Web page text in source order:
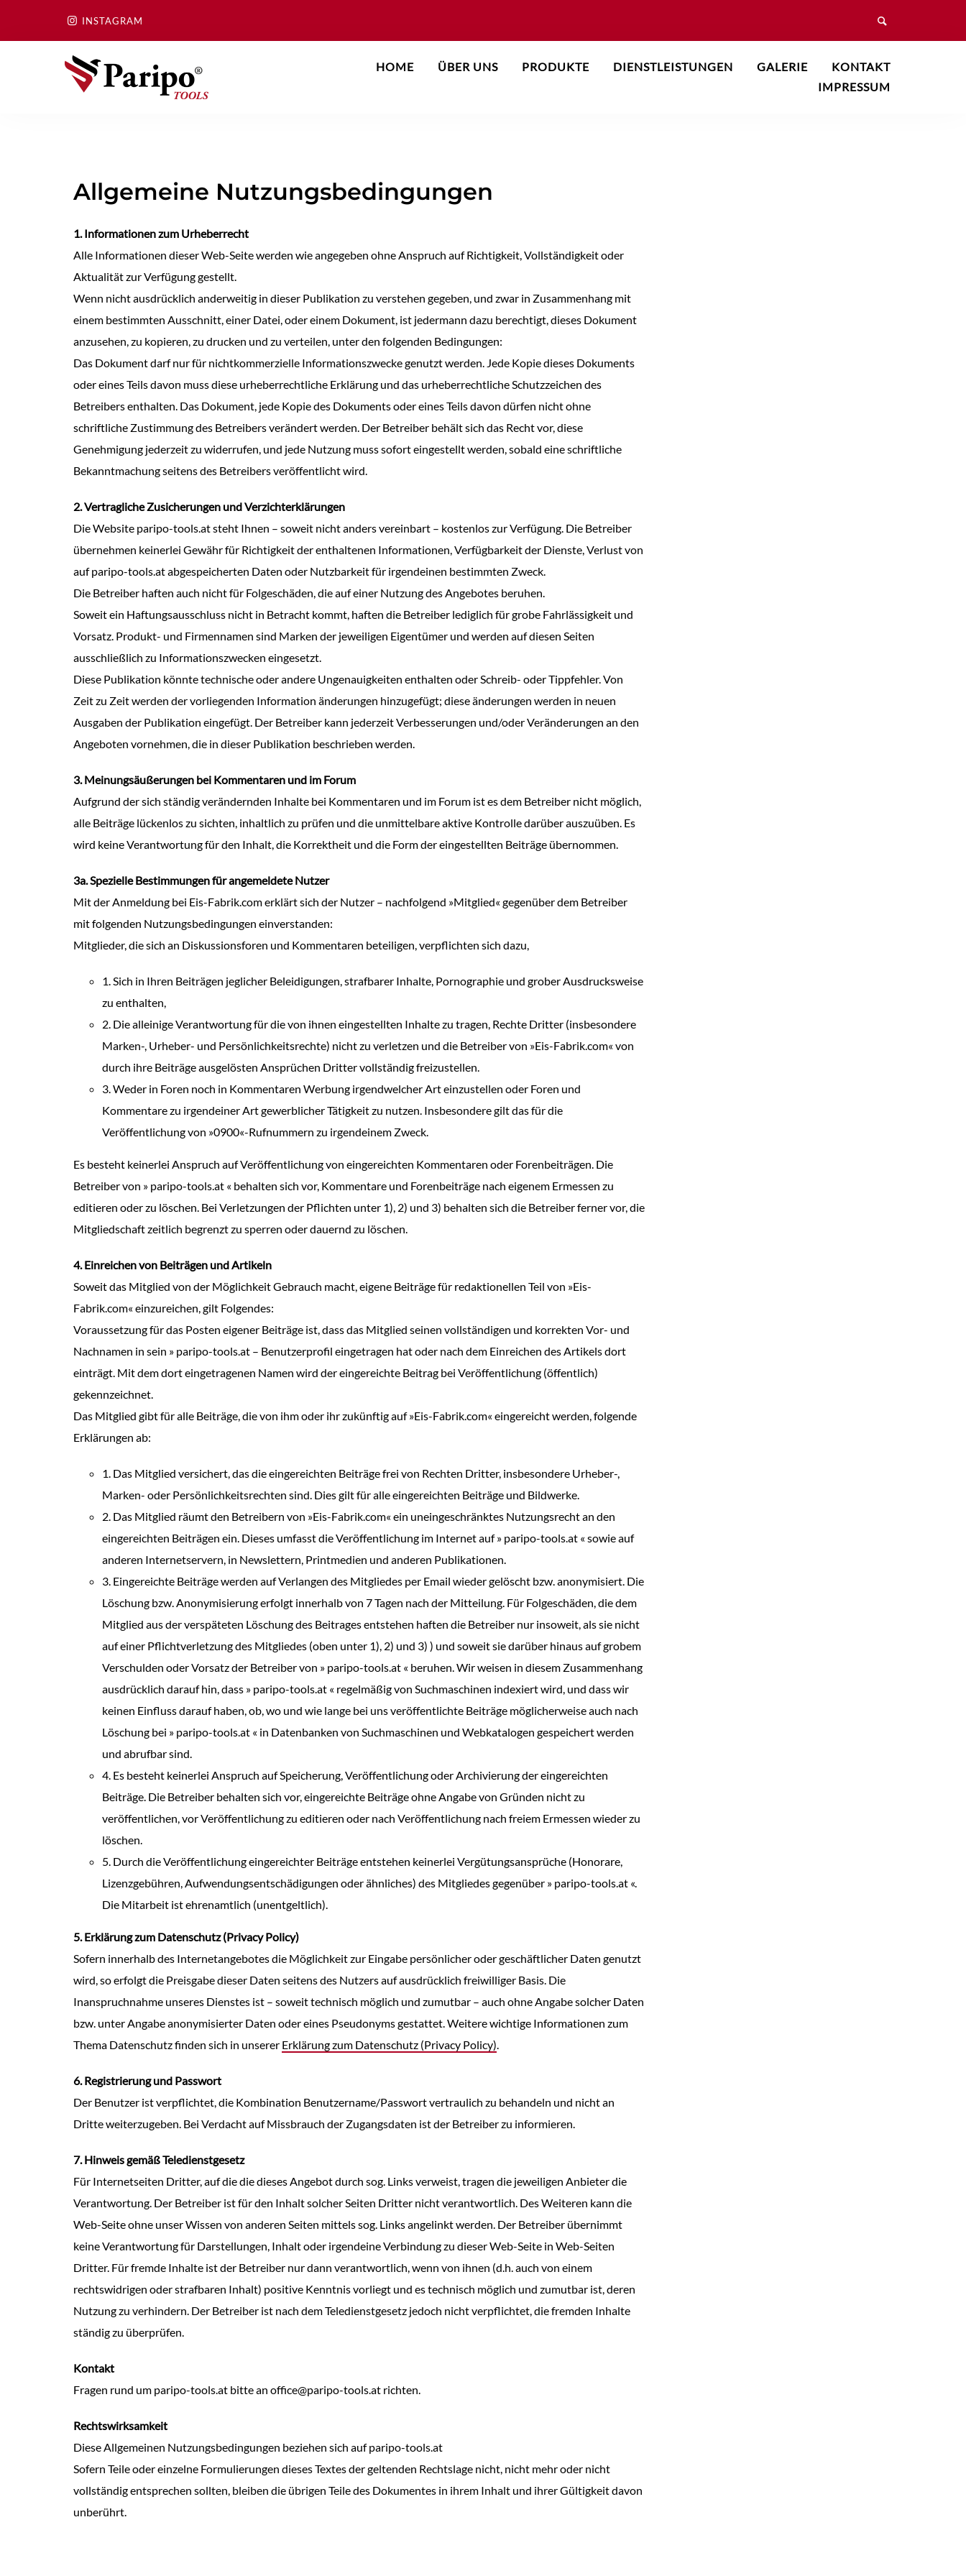
INSTAGRAM
HOME ÜBER UNS PRODUKTE DIENSTLEISTUNGEN GALERIE
KONTAKT
IMPRESSUM
Allgemeine Nutzungsbedingungen
1. Informationen zum Urheberrecht
Alle Informationen dieser Web-Seite werden wie angegeben ohne Anspruch auf Richtigkeit, Vollständigkeit oder
Aktualität zur Verfügung gestellt.
Wenn nicht ausdrücklich anderweitig in dieser Publikation zu verstehen gegeben, und zwar in Zusammenhang mit
einem bestimmten Ausschnitt, einer Datei, oder einem Dokument, ist jedermann dazu berechtigt, dieses Dokument
anzusehen, zu kopieren, zu drucken und zu verteilen, unter den folgenden Bedingungen:
Das Dokument darf nur für nichtkommerzielle Informationszwecke genutzt werden. Jede Kopie dieses Dokuments
oder eines Teils davon muss diese urheberrechtliche Erklärung und das urheberrechtliche Schutzzeichen des
Betreibers enthalten. Das Dokument, jede Kopie des Dokuments oder eines Teils davon dürfen nicht ohne
schriftliche Zustimmung des Betreibers verändert werden. Der Betreiber behält sich das Recht vor, diese
Genehmigung jederzeit zu widerrufen, und jede Nutzung muss sofort eingestellt werden, sobald eine schriftliche
Bekanntmachung seitens des Betreibers veröffentlicht wird.
2. Vertragliche Zusicherungen und Verzichterklärungen
Die Website paripo-tools.at steht Ihnen – soweit nicht anders vereinbart – kostenlos zur Verfügung. Die Betreiber
übernehmen keinerlei Gewähr für Richtigkeit der enthaltenen Informationen, Verfügbarkeit der Dienste, Verlust von
auf paripo-tools.at abgespeicherten Daten oder Nutzbarkeit für irgendeinen bestimmten Zweck.
Die Betreiber haften auch nicht für Folgeschäden, die auf einer Nutzung des Angebotes beruhen.
Soweit ein Haftungsausschluss nicht in Betracht kommt, haften die Betreiber lediglich für grobe Fahrlässigkeit und
Vorsatz. Produkt- und Firmennamen sind Marken der jeweiligen Eigentümer und werden auf diesen Seiten
ausschließlich zu Informationszwecken eingesetzt.
Diese Publikation könnte technische oder andere Ungenauigkeiten enthalten oder Schreib- oder Tippfehler. Von
Zeit zu Zeit werden der vorliegenden Information änderungen hinzugefügt; diese änderungen werden in neuen
Ausgaben der Publikation eingefügt. Der Betreiber kann jederzeit Verbesserungen und/oder Veränderungen an den
Angeboten vornehmen, die in dieser Publikation beschrieben werden.
3. Meinungsäußerungen bei Kommentaren und im Forum
Aufgrund der sich ständig verändernden Inhalte bei Kommentaren und im Forum ist es dem Betreiber nicht möglich,
alle Beiträge lückenlos zu sichten, inhaltlich zu prüfen und die unmittelbare aktive Kontrolle darüber auszuüben. Es
wird keine Verantwortung für den Inhalt, die Korrektheit und die Form der eingestellten Beiträge übernommen.
3a. Spezielle Bestimmungen für angemeldete Nutzer
Mit der Anmeldung bei Eis-Fabrik.com erklärt sich der Nutzer – nachfolgend »Mitglied« gegenüber dem Betreiber
mit folgenden Nutzungsbedingungen einverstanden:
Mitglieder, die sich an Diskussionsforen und Kommentaren beteiligen, verpflichten sich dazu,
1. Sich in Ihren Beiträgen jeglicher Beleidigungen, strafbarer Inhalte, Pornographie und grober Ausdrucksweise
zu enthalten,
2. Die alleinige Verantwortung für die von ihnen eingestellten Inhalte zu tragen, Rechte Dritter (insbesondere
Marken-, Urheber- und Persönlichkeitsrechte) nicht zu verletzen und die Betreiber von »Eis-Fabrik.com« von
durch ihre Beiträge ausgelösten Ansprüchen Dritter vollständig freizustellen.
3. Weder in Foren noch in Kommentaren Werbung irgendwelcher Art einzustellen oder Foren und
Kommentare zu irgendeiner Art gewerblicher Tätigkeit zu nutzen. Insbesondere gilt das für die
Veröffentlichung von »0900«-Rufnummern zu irgendeinem Zweck.
Es besteht keinerlei Anspruch auf Veröffentlichung von eingereichten Kommentaren oder Forenbeiträgen. Die
Betreiber von » paripo-tools.at « behalten sich vor, Kommentare und Forenbeiträge nach eigenem Ermessen zu
editieren oder zu löschen. Bei Verletzungen der Pflichten unter 1), 2) und 3) behalten sich die Betreiber ferner vor, die
Mitgliedschaft zeitlich begrenzt zu sperren oder dauernd zu löschen.
4. Einreichen von Beiträgen und Artikeln
Soweit das Mitglied von der Möglichkeit Gebrauch macht, eigene Beiträge für redaktionellen Teil von »Eis-
Fabrik.com« einzureichen, gilt Folgendes:
Voraussetzung für das Posten eigener Beiträge ist, dass das Mitglied seinen vollständigen und korrekten Vor- und
Nachnamen in sein » paripo-tools.at – Benutzerprofil eingetragen hat oder nach dem Einreichen des Artikels dort
einträgt. Mit dem dort eingetragenen Namen wird der eingereichte Beitrag bei Veröffentlichung (öffentlich)
gekennzeichnet.
Das Mitglied gibt für alle Beiträge, die von ihm oder ihr zukünftig auf »Eis-Fabrik.com« eingereicht werden, folgende
Erklärungen ab:
1. Das Mitglied versichert, das die eingereichten Beiträge frei von Rechten Dritter, insbesondere Urheber-,
Marken- oder Persönlichkeitsrechten sind. Dies gilt für alle eingereichten Beiträge und Bildwerke.
2. Das Mitglied räumt den Betreibern von »Eis-Fabrik.com« ein uneingeschränktes Nutzungsrecht an den
eingereichten Beiträgen ein. Dieses umfasst die Veröffentlichung im Internet auf » paripo-tools.at « sowie auf
anderen Internetservern, in Newslettern, Printmedien und anderen Publikationen.
3. Eingereichte Beiträge werden auf Verlangen des Mitgliedes per Email wieder gelöscht bzw. anonymisiert. Die
Löschung bzw. Anonymisierung erfolgt innerhalb von 7 Tagen nach der Mitteilung. Für Folgeschäden, die dem
Mitglied aus der verspäteten Löschung des Beitrages entstehen haften die Betreiber nur insoweit, als sie nicht
auf einer Pflichtverletzung des Mitgliedes (oben unter 1), 2) und 3) ) und soweit sie darüber hinaus auf grobem
Verschulden oder Vorsatz der Betreiber von » paripo-tools.at « beruhen. Wir weisen in diesem Zusammenhang
ausdrücklich darauf hin, dass » paripo-tools.at « regelmäßig von Suchmaschinen indexiert wird, und dass wir
keinen Einfluss darauf haben, ob, wo und wie lange bei uns veröffentlichte Beiträge möglicherweise auch nach
Löschung bei » paripo-tools.at « in Datenbanken von Suchmaschinen und Webkatalogen gespeichert werden
und abrufbar sind.
4. Es besteht keinerlei Anspruch auf Speicherung, Veröffentlichung oder Archivierung der eingereichten
Beiträge. Die Betreiber behalten sich vor, eingereichte Beiträge ohne Angabe von Gründen nicht zu
veröffentlichen, vor Veröffentlichung zu editieren oder nach Veröffentlichung nach freiem Ermessen wieder zu
löschen.
5. Durch die Veröffentlichung eingereichter Beiträge entstehen keinerlei Vergütungsansprüche (Honorare,
Lizenzgebühren, Aufwendungsentschädigungen oder ähnliches) des Mitgliedes gegenüber » paripo-tools.at «.
Die Mitarbeit ist ehrenamtlich (unentgeltlich).
5. Erklärung zum Datenschutz (Privacy Policy)
Sofern innerhalb des Internetangebotes die Möglichkeit zur Eingabe persönlicher oder geschäftlicher Daten genutzt
wird, so erfolgt die Preisgabe dieser Daten seitens des Nutzers auf ausdrücklich freiwilliger Basis. Die
Inanspruchnahme unseres Dienstes ist – soweit technisch möglich und zumutbar – auch ohne Angabe solcher Daten
bzw. unter Angabe anonymisierter Daten oder eines Pseudonyms gestattet. Weitere wichtige Informationen zum
Thema Datenschutz finden sich in unserer Erklärung zum Datenschutz (Privacy Policy)
6. Registrierung und Passwort
Der Benutzer ist verpflichtet, die Kombination Benutzername/Passwort vertraulich zu behandeln und nicht an
Dritte weiterzugeben. Bei Verdacht auf Missbrauch der Zugangsdaten ist der Betreiber zu informieren.
7. Hinweis gemäß Teledienstgesetz
Für Internetseiten Dritter, auf die die dieses Angebot durch sog. Links verweist, tragen die jeweiligen Anbieter die
Verantwortung. Der Betreiber ist für den Inhalt solcher Seiten Dritter nicht verantwortlich. Des Weiteren kann die
Web-Seite ohne unser Wissen von anderen Seiten mittels sog. Links angelinkt werden. Der Betreiber übernimmt
keine Verantwortung für Darstellungen, Inhalt oder irgendeine Verbindung zu dieser Web-Seite in Web-Seiten
Dritter. Für fremde Inhalte ist der Betreiber nur dann verantwortlich, wenn von ihnen (d.h. auch von einem
rechtswidrigen oder strafbaren Inhalt) positive Kenntnis vorliegt und es technisch möglich und zumutbar ist, deren
Nutzung zu verhindern. Der Betreiber ist nach dem Teledienstgesetz jedoch nicht verpflichtet, die fremden Inhalte
ständig zu überprüfen.
Kontakt
Fragen rund um paripo-tools.at bitte an office@paripo-tools.at richten.
Rechtswirksamkeit
Diese Allgemeinen Nutzungsbedingungen beziehen sich auf paripo-tools.at
Sofern Teile oder einzelne Formulierungen dieses Textes der geltenden Rechtslage nicht, nicht mehr oder nicht
vollständig entsprechen sollten, bleiben die übrigen Teile des Dokumentes in ihrem Inhalt und ihrer Gültigkeit davon
unberührt.